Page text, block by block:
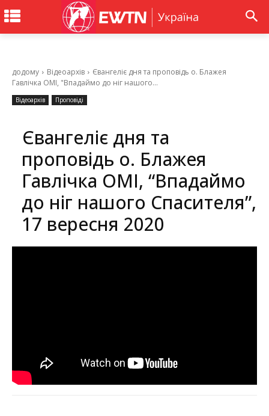
додому Відеоархів
Євангеліє дня та проповідь о. Блажея
Гавлічка ОМІ, "Впадаймо до ніг нашого...
Відеоархів Проповіді
Євангеліє дня та
проповідь о. Блажея
Гавлічка ОМІ, “Впадаймо
до ніг нашого Спасителя”,
17 вересня 2020